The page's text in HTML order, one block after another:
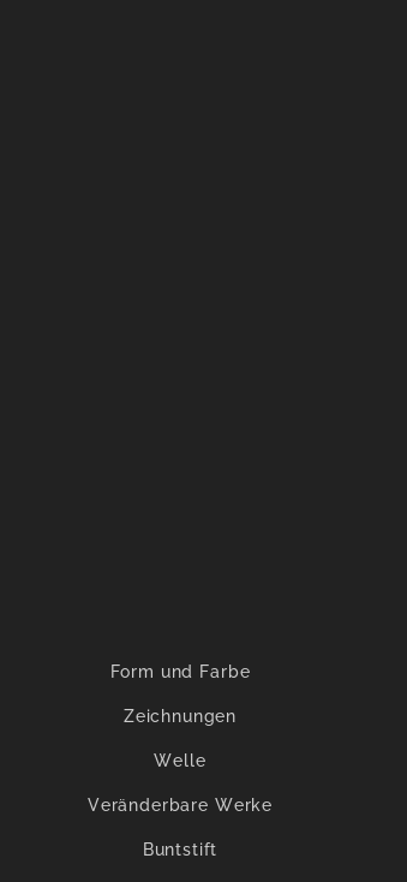
Form und Farbe
Zeichnungen
Welle
Veränderbare Werke
Buntstift